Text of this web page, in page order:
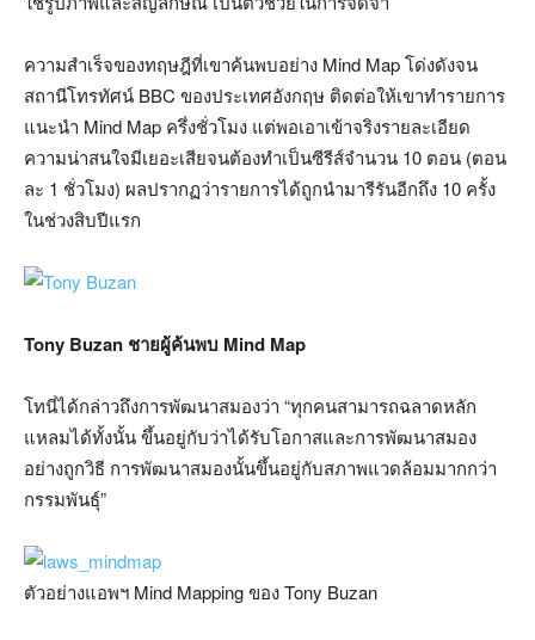
ความสำเร็จของทฤษฎีที่เขาค้นพบอย่าง Mind Map โด่งดังจน
สถานีโทรทัศน์ BBC ของประเทศอังกฤษ ติดต่อให้เขาทำรายการ
แนะนำ Mind Map ครึ่งชั่วโมง แต่พอเอาเข้าจริงรายละเอียด
ความน่าสนใจมีเยอะเสียจนต้องทำเป็นซีรีส์จำนวน 10 ตอน (ตอน
ละ 1 ชั่วโมง) ผลปรากฏว่ารายการได้ถูกนำมารีรันอีกถึง 10 ครั้ง
ในช่วงสิบปีแรก
Tony Buzan ชายผู้ค้นพบ Mind Map
โทนี่ได้กล่าวถึงการพัฒนาสมองว่า “ทุกคนสามารถฉลาดหลัก
แหลมได้ทั้งนั้น ขึ้นอยู่กับว่าได้รับโอกาสและการพัฒนาสมอง
อย่างถูกวิธี การพัฒนาสมองนั้นขึ้นอยู่กับสภาพแวดล้อมมากกว่า
กรรมพันธุ์”
ตัวอย่างแอพฯ Mind Mapping ของ Tony Buzan